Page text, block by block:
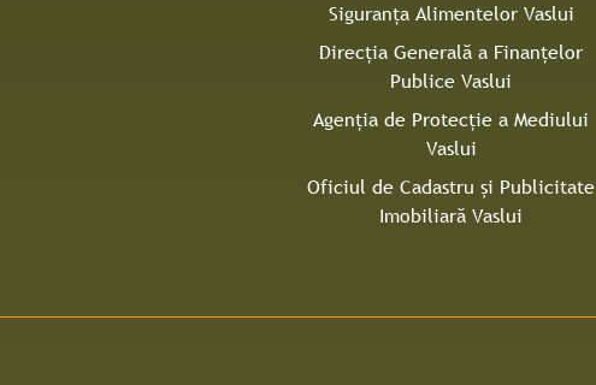
Siguranţa Alimentelor Vaslui
Direcţia Generală a Finanţelor
Publice Vaslui
Agenţia de Protecţie a Mediului
Vaslui
Oficiul de Cadastru și Publicitate
Imobiliară Vaslui